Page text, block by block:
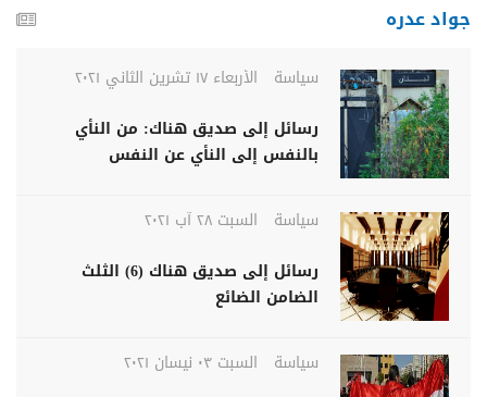
جواد عدره
سياسة
الأربعاء ١٧ تشرين الثاني ٢٠٢١
رسائل إلى صديق هناك: من النأي
بالنفس إلى النأي عن النفس
سياسة
السبت ٢٨ آب ٢٠٢١
رسائل إلى صديق هناك (6) الثلث
الضامن الضائع
سياسة
السبت ٠٣ نيسان ٢٠٢١